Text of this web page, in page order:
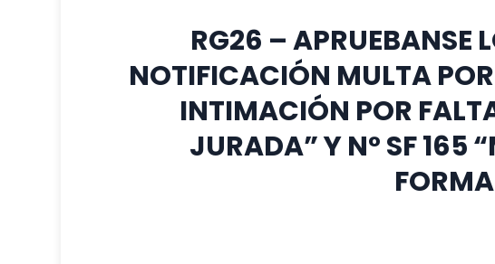
RG26 – APRUEBANSE
NOTIFICACIÓN MULTA
INTIMACIÓN POR
JURADA” Y N° SF 165